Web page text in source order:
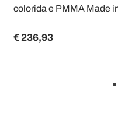
colorida e PMMA Made
€ 236,93